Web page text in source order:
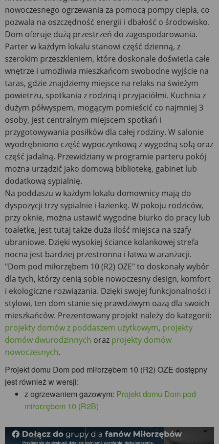
nowoczesnego ogrzewania za pomocą pompy ciepła, co
pozwala na oszczędność energii i dbałość o środowisko.
Dom oferuje dużą przestrzeń do zagospodarowania.
Parter w każdym lokalu stanowi część dzienną, z
szerokim przeszkleniem, które doskonale doświetla całe
wnętrze i umożliwia mieszkańcom swobodne wyjście na
taras, gdzie znajdziemy miejsce na relaks na świeżym
powietrzu, spotkania z rodziną i przyjaciółmi. Kuchnia z
dużym półwyspem, mogącym pomieścić co najmniej 3
osoby, jest centralnym miejscem spotkań i
przygotowywania posiłków dla całej rodziny. W salonie
wyodrębniono część wypoczynkową z wygodną sofą oraz
część jadalną. Przewidziany w programie parteru pokój
można urządzić jako domową bibliotekę, gabinet lub
dodatkową sypialnię.
Na poddaszu w każdym lokalu domownicy mają do
dyspozycji trzy sypialnie i łazienkę. W pokoju rodziców,
przy oknie, można ustawić wygodne biurko do pracy lub
toaletkę, jest tutaj także duża ilość miejsca na szafy
ubraniowe. Dzięki wysokiej ściance kolankowej strefa
nocna jest bardziej przestronna i łatwa w aranżacji.
"Dom pod miłorzębem 10 (R2) OZE" to doskonały wybór
dla tych, którzy cenią sobie nowoczesny design, komfort
i ekologiczne rozwiązania. Dzięki swojej funkcjonalności i
stylowi, ten dom stanie się prawdziwym oazą dla swoich
mieszkańców. Prezentowany projekt należy do kategorii:
projekty domów z poddaszem użytkowym, projekty
domów dwurodzinnych oraz projekty domów
nowoczesnych.
Projekt domu Dom pod miłorzębem 10 (R2) OZE dostępny
jest również w wersji:
z ogrzewaniem gazowym: Projekt domu Dom pod
miłorzębem 10 (R2B)